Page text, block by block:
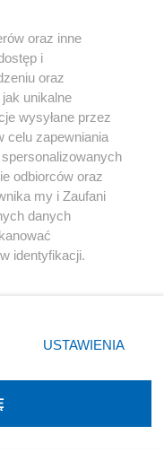
Youtube
oraz inne
i
oraz
unikalne
wysyłane przez
celu zapewniania
odbiorców oraz
my i Zaufani
danych
identyfikacji.
prywatności
strony
zgody
się takiemu
USTAWIENIA